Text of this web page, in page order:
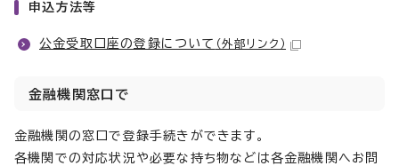
申込方法等
公金受取口座の登録について （外部リンク）
金融機関窓口で
金融機関の窓口で登録手続きができます。
各機関での対応状況や必要な持ち物などは各金融機関へお問